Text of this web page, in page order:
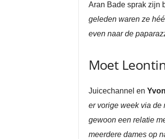
Aran Bade sprak zijn
geleden waren ze
even naar de
Moet
Juicechannel en
er vorige week via de
gewoon een relatie
meerdere dames op